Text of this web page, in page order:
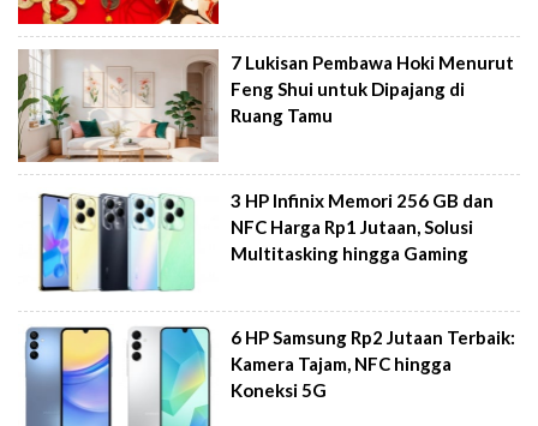
7 Lukisan Pembawa Hoki Menurut
Feng Shui untuk Dipajang di
Ruang Tamu
3 HP Infinix Memori 256 GB dan
NFC Harga Rp1 Jutaan, Solusi
Multitasking hingga Gaming
6 HP Samsung Rp2 Jutaan Terbaik:
Kamera Tajam, NFC hingga
Koneksi 5G